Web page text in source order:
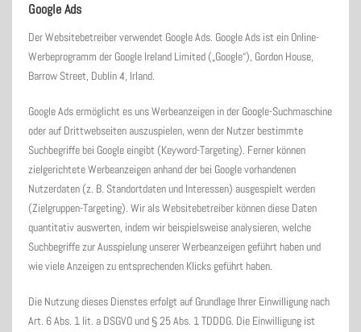
Google Ads
Der Websitebetreiber verwendet Google Ads. Google Ads ist ein Online-
Werbeprogramm der Google Ireland Limited („Google“), Gordon House,
Barrow Street, Dublin 4, Irland.
Google Ads ermöglicht es uns Werbeanzeigen in der Google-Suchmaschine
oder auf Drittwebseiten auszuspielen, wenn der Nutzer bestimmte
Suchbegriffe bei Google eingibt (Keyword-Targeting). Ferner können
zielgerichtete Werbeanzeigen anhand der bei Google vorhandenen
Nutzerdaten (z. B. Standortdaten und Interessen) ausgespielt werden
(Zielgruppen-Targeting). Wir als Websitebetreiber können diese Daten
quantitativ auswerten, indem wir beispielsweise analysieren, welche
Suchbegriffe zur Ausspielung unserer Werbeanzeigen geführt haben und
wie viele Anzeigen zu entsprechenden Klicks geführt haben.
Die Nutzung dieses Dienstes erfolgt auf Grundlage Ihrer Einwilligung nach
Art. 6 Abs. 1 lit. a DSGVO und § 25 Abs. 1 TDDDG. Die Einwilligung ist